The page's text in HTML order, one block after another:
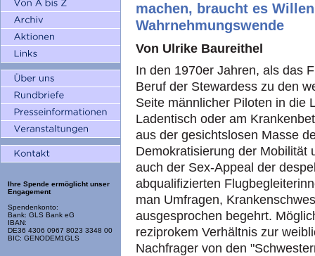
Ihre Spende ermöglicht unser
Engagement
Spendenkonto:
Bank: GLS Bank eG
IBAN:
DE36 4306 0967 8023 3348 00
BIC: GENODEM1GLS
machen, braucht es
Wahrnehmungswende
Von Ulrike Baureithel
In den 1970er Jahren, als das
Beruf der Stewardess zu den
Seite männlicher Piloten in die
Ladentisch oder am
aus der gesichtslosen Masse
Demokratisierung der Mobilität
auch der Sex-Appeal der
abqualifizierten
man Umfragen,
ausgesprochen begehrt.
reziprokem Verhältnis zur
Nachfrager von den